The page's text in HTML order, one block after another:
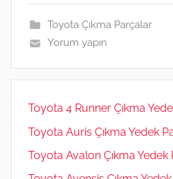
A
p
p
dI a
Toyota Çıkma Parçalar
Yorum yapın
Toyota 4 Runner Çıkma
Toyota Auris Çıkma Yedek
Toyota Avalon Çıkma Yedek